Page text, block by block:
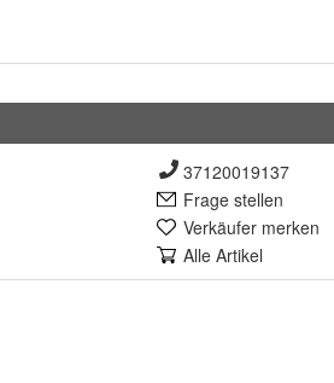
37120019137
Frage stellen
Verkäufer merken
Alle Artikel